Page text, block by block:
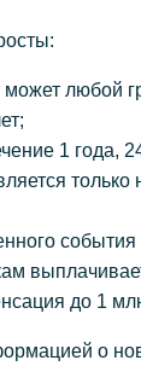
может любой
1 года,
только
события
до 1
о